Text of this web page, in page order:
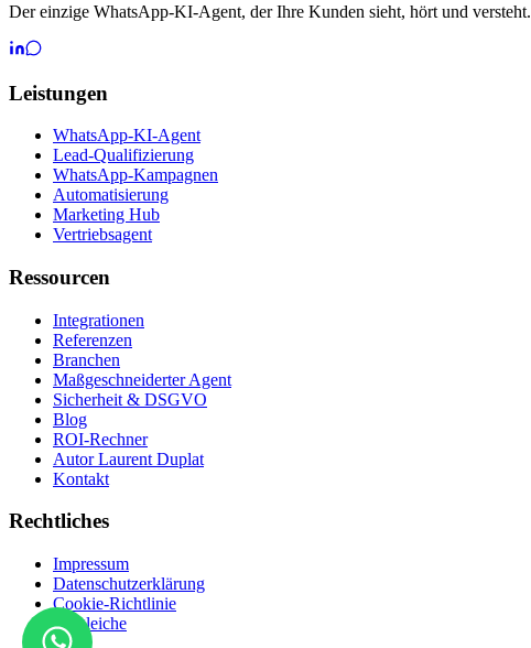
Der einzige WhatsApp-KI-Agent, der Ihre Kunden sieht, hört und versteht.
Leistungen
WhatsApp-KI-Agent
Lead-Qualifizierung
WhatsApp-Kampagnen
Automatisierung
Marketing Hub
Vertriebsagent
Ressourcen
Integrationen
Referenzen
Branchen
Maßgeschneiderter Agent
Sicherheit & DSGVO
Blog
ROI-Rechner
Autor Laurent Duplat
Kontakt
Rechtliches
Impressum
Datenschutzerklärung
Cookie-Richtlinie
Vergleiche